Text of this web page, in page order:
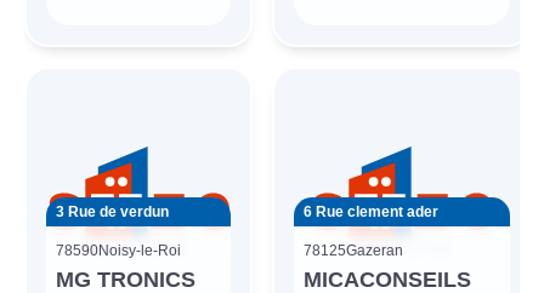
3 Rue de verdun
78590Noisy-le-Roi
MG TRONICS
6 Rue clement ader
78125Gazeran
MICACONSEILS